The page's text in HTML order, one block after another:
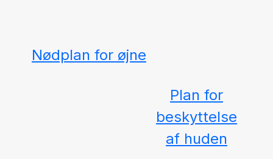
Nødplan for øjne
Plan for
beskyttelse
af huden